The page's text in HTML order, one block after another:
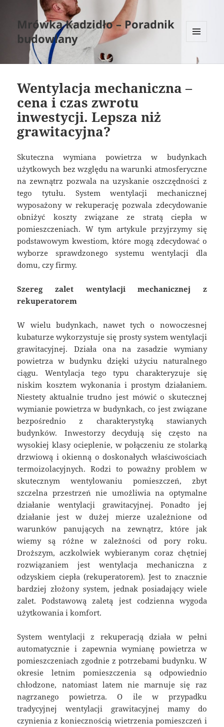
Mrówka Kadzidło – Poradnik
budowlany
WIDGETY
Wentylacja mechaniczna –
cena i czas zwrotu
inwestycji. Lepsza niż
grawitacyjna?
Skuteczna wymiana powietrza w budynkach
użytkowych bez względu na warunki atmosferyczne
na zewnątrz pozwala na uzyskanie oszczędności z
tego tytułu. System wentylacji mechanicznej
wyposażony w rekuperację pozwala zdecydowanie
obniżyć koszty związane ze stratą ciepła w
pomieszczeniach. W tym artykule przyjrzymy się
podstawowym kwestiom, które mogą zdecydować o
wyborze sprawdzonego systemu wentylacji dla
domu, czy firmy.
Szereg zalet wentylacji mechanicznej z
rekuperatorem
W wielu budynkach, nawet tych o nowoczesnej
kubaturze wykorzystuje się prosty system wentylacji
grawitacyjnej. Działa ona na zasadzie wymiany
powietrza w budynku dzięki użyciu naturalnego
ciągu. Wentylacja tego typu charakteryzuje się
niskim kosztem wykonania i prostym działaniem.
Niestety aktualnie trudno jest mówić o skutecznej
wymianie powietrza w budynkach, co jest związane
bezpośrednio z charakterystyką stawianych
budynków. Inwestorzy decydują się często na
wysokiej klasy ocieplenie, w połączeniu ze stolarką
drzwiową i okienną o doskonałych właściwościach
termoizolacyjnych. Rodzi to poważny problem w
skutecznym wentylowaniu pomieszczeń, zbyt
szczelna przestrzeń nie umożliwia na optymalne
działanie wentylacji grawitacyjnej. Ponadto jej
działanie jest w dużej mierze uzależnione od
warunków panujących na zewnątrz, które jak
wiemy są różne w zależności od pory roku.
Droższym, aczkolwiek wybieranym coraz chętniej
rozwiązaniem jest wentylacja mechaniczna z
odzyskiem ciepła (rekuperatorem). Jest to znacznie
bardziej złożony system, jednak posiadający wiele
zalet. Podstawową zaletą jest codzienna wygoda
użytkowania i komfort.
System wentylacji z rekuperacją działa w pełni
automatycznie i zapewnia wymianę powietrza w
pomieszczeniach zgodnie z potrzebami budynku. W
okresie letnim pomieszczenia są odpowiednio
chłodzone, natomiast latem nie marnuje się raz
nagrzanego powietrza. O ile w przypadku
tradycyjnej wentylacji grawitacyjnej mamy do
czynienia z koniecznością wietrzenia pomieszczeń i